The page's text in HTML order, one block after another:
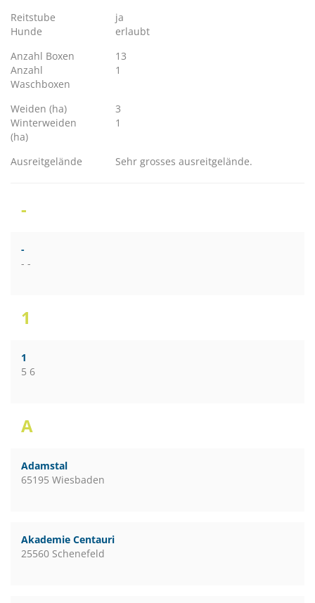
Reitstube
ja
Hunde
erlaubt
Anzahl Boxen
13
Anzahl
Waschboxen
1
Weiden (ha)
3
Winterweiden
(ha)
1
Ausreitgelände Sehr grosses ausreitgelände.
-
-
- -
1
1
5 6
A
Adamstal
65195 Wiesbaden
Akademie Centauri
25560 Schenefeld